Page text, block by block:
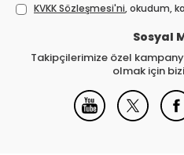
KVKK Sözleşmesi'ni, okudum,
Sosyal
Takipçilerimize özel
olmak için